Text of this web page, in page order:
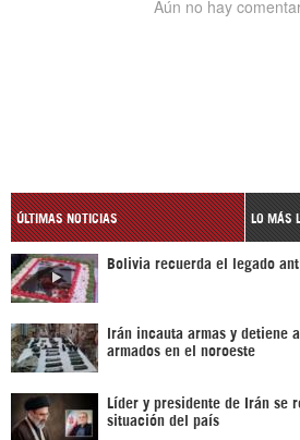
ÚLTIMAS NOTICIAS LO MÁS
Bolivia recuerda el legado
Irán incauta armas y detiene
armados en el noroeste
Líder y presidente de Irán se
situación del país